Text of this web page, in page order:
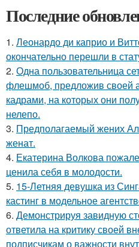
Последние
1. Леонардо ди каприо и
окончательно перешли в
2. Одна пользовательница
флешмоб, предложив своей
кадрами, на которых они
нелепо.
3. Предполагаемый жених
женат.
4. Екатерина Волкова
ценила себя в молодости.
5. 15-Летняя девушка из
кастинг в модельное
6. Демонстрируя завидную
ответила на критику своей
подписчикам о важности